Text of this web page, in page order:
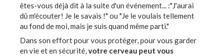
êtes-vous déjà dit à la suite d'un événement... :"J'aurai
dû m'écouter! Je le savais !" ou "Je le voulais tellement
au fond de moi, mais je suis quand même parti."
Dans son effort pour vous protéger, pour vous garder
en vie et en sécurité,votre cerveau peut vous